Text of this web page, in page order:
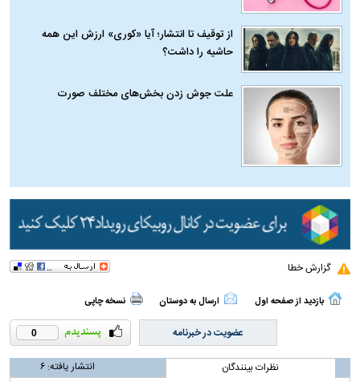
از توقیف تا انتشار؛ آیا «کوری» ارزش این همه
حاشیه را داشت؟
علت جوش زدن بخش‌های مختلف صورت
گزارش خطا
بازدید از صفحه اول ارسال به دوستان نسخه چاپی
0 عضویت در خبرنامه
نظرات بینندگان انتشار یافته:۶